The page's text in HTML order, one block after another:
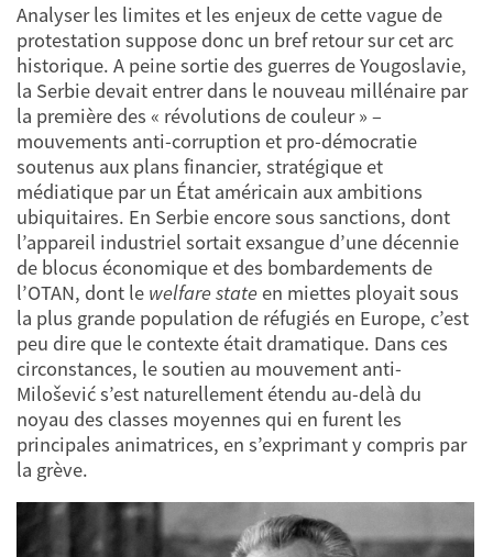
Analyser les limites et les enjeux de cette vague de
protestation suppose donc un bref retour sur cet arc
historique. A peine sortie des guerres de Yougoslavie,
la Serbie devait entrer dans le nouveau millénaire par
la première des « révolutions de couleur » –
mouvements anti-corruption et pro-démocratie
soutenus aux plans financier, stratégique et
médiatique par un État américain aux ambitions
ubiquitaires. En Serbie encore sous sanctions, dont
l’appareil industriel sortait exsangue d’une décennie
de blocus économique et des bombardements de
l’OTAN, dont le welfare state en miettes ployait sous
la plus grande population de réfugiés en Europe, c’est
peu dire que le contexte était dramatique. Dans ces
circonstances, le soutien au mouvement anti-
Milošević s’est naturellement étendu au-delà du
noyau des classes moyennes qui en furent les
principales animatrices, en s’exprimant y compris par
la grève.